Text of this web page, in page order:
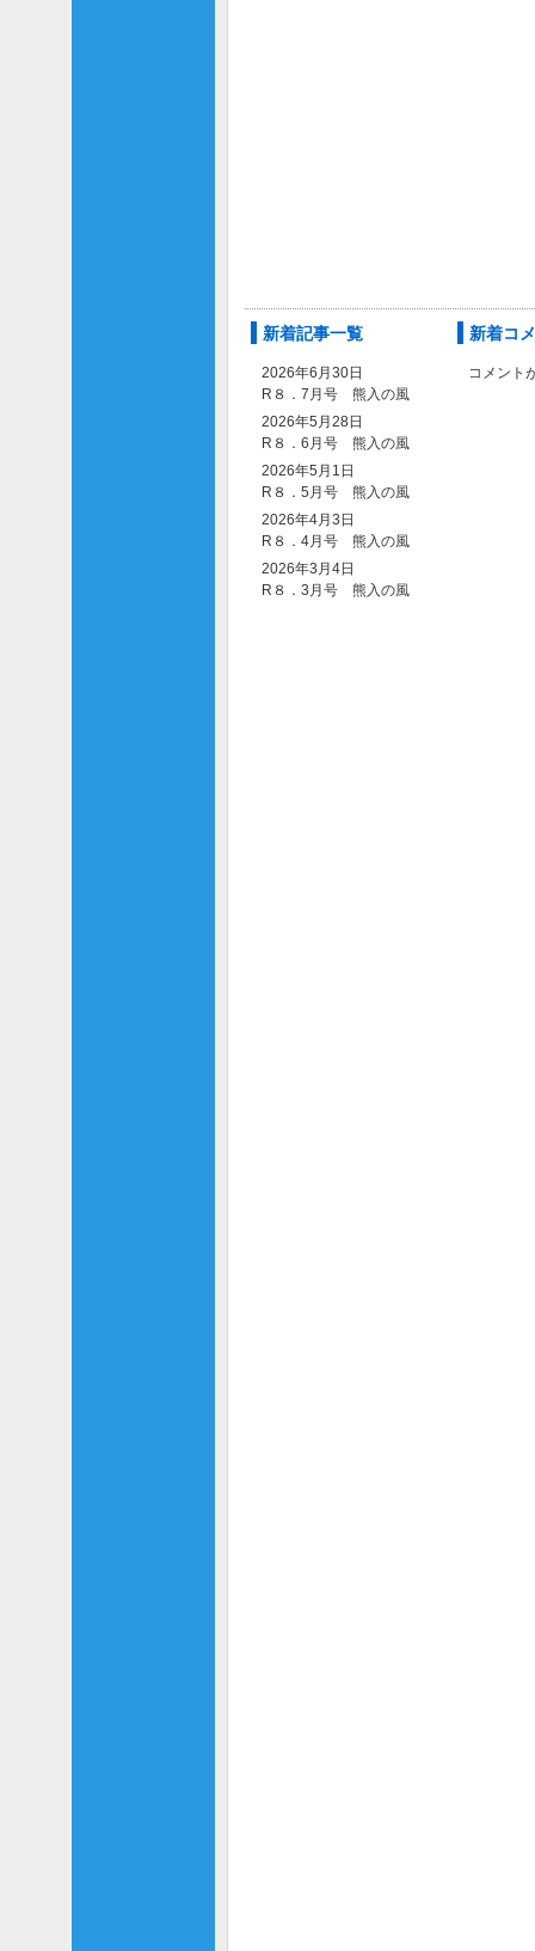
新着記事一覧
2026年6月30日
R８．7月号 熊入の風
2026年5月28日
R８．6月号 熊入の風
2026年5月1日
R８．5月号 熊入の風
2026年4月3日
R８．4月号 熊入の風
2026年3月4日
R８．3月号 熊入の風
新着コ
コメント